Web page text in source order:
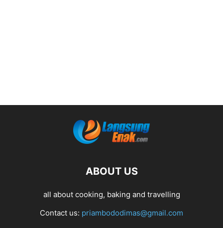
ABOUT US
all about cooking, baking and travelling
Contact us: priambododimas@gmail.com